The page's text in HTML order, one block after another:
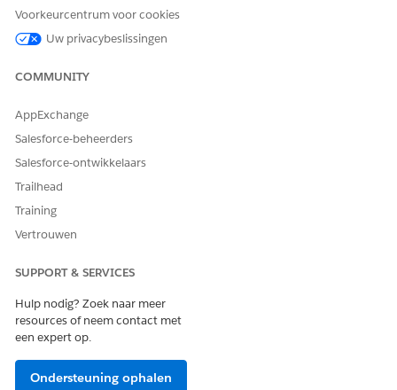
TIPMaak een speciaal tabblad op uw pagina voor deze
geplaatst.
Zoek en selecteer in het deelvenster
componenteigenschappen
Flexcard-naam.
HEEFT DIT ARTIKEL UW PROBLEEM OPGELOST?
Laat ons weten wat we kunnen doen om te verbeteren!
Voorkeurcentrum voor cookies
Uw privacybeslissingen
COMMUNITY
AppExchange
Salesforce-beheerders
Salesforce-ontwikkelaars
Trailhead
Training
Vertrouwen
SUPPORT & SERVICES
Hulp nodig? Zoek naar meer
resources of neem contact met
een expert op.
Ondersteuning ophalen